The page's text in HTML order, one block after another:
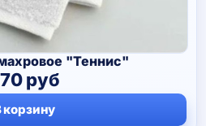
"Теннис"
руб
корзину